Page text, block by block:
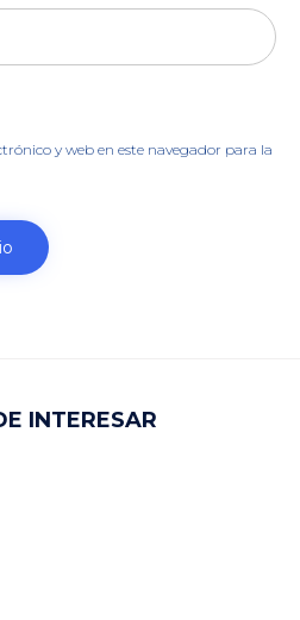
y web en este navegador para la
INTERESAR